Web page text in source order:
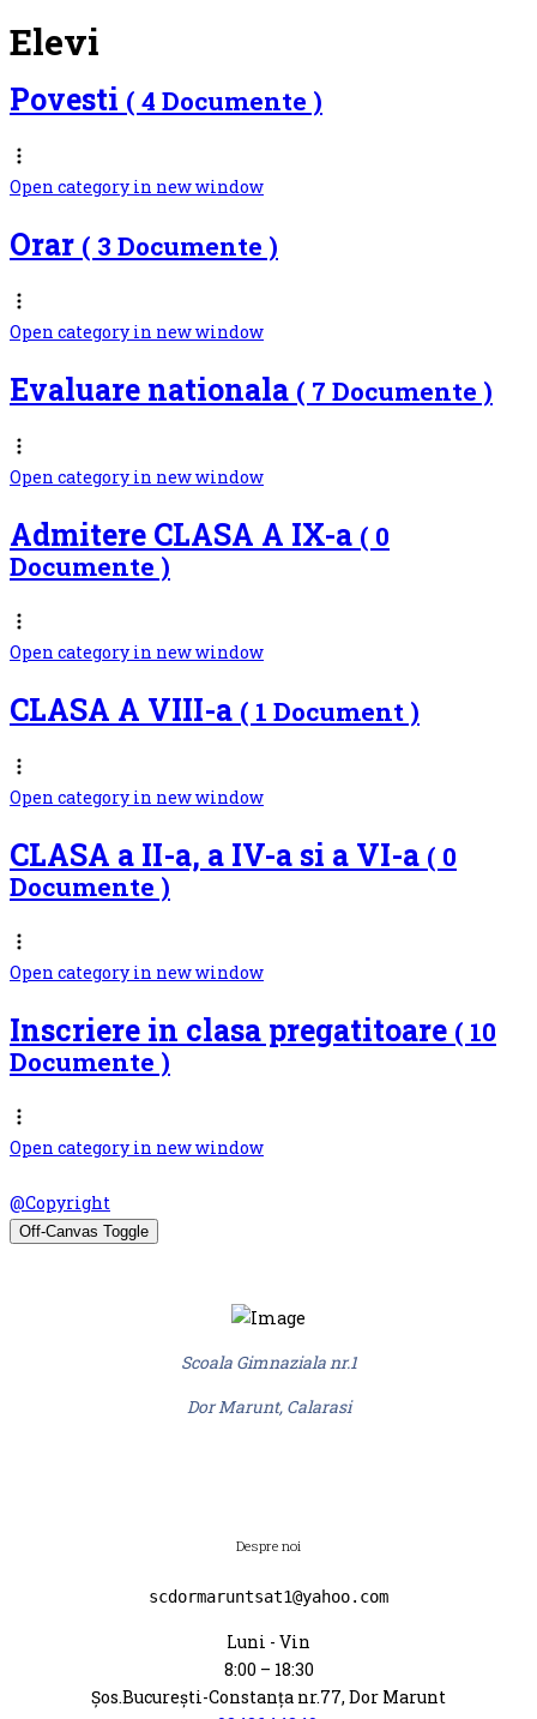
Elevi
Povesti ( 4 Documente )
Open category in new window
Orar ( 3 Documente )
Open category in new window
Evaluare nationala ( 7 Documente )
Open category in new window
Admitere CLASA A IX-a ( 0
Documente )
Open category in new window
CLASA A VIII-a ( 1 Document )
Open category in new window
CLASA a II-a, a IV-a si a VI-a ( 0
Documente )
Open category in new window
Inscriere in clasa pregatitoare ( 10
Documente )
Open category in new window
@Copyright
Off-Canvas Toggle
Scoala Gimnaziala nr.1
Dor Marunt, Calarasi
Despre noi
scdormaruntsat1@yahoo.com
Luni - Vin
8:00 – 18:30
Șos.Bucureşti-Constanţa nr.77, Dor Marunt